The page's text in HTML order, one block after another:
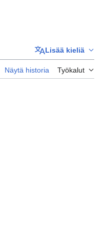
Lisää kieliä
Näytä historia Työkalut